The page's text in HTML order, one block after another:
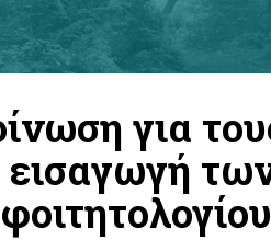
για